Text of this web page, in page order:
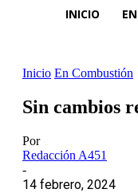
INICIO
Inicio En Combustión
Sin cambios
Por
Redacción A451
-
14 febrero, 2024